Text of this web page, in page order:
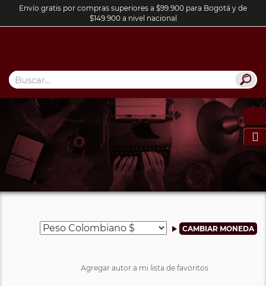
Envío gratis por compras superiores a $99.900 para Bogotá y de
$149.900 a nivel nacional

Agregar autor a mi lista de favoritos